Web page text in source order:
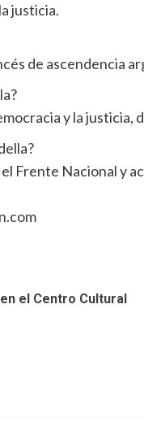
justicia.
de ascendencia
y la
Frente Nacional y
el Centro Cultural